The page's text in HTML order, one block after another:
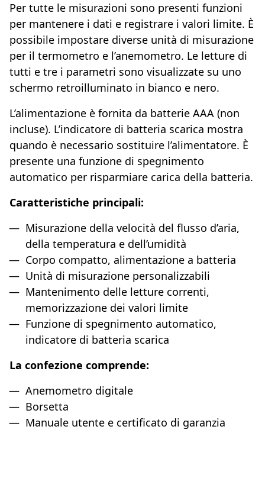
Per tutte le misurazioni sono presenti funzioni
per mantenere i dati e registrare i valori limite. È
possibile impostare diverse unità di misurazione
per il termometro e l’anemometro. Le letture di
tutti e tre i parametri sono visualizzate su uno
schermo retroilluminato in bianco e nero.
L’alimentazione è fornita da batterie AAA (non
incluse). L’indicatore di batteria scarica mostra
quando è necessario sostituire l’alimentatore. È
presente una funzione di spegnimento
automatico per risparmiare carica della batteria.
Caratteristiche principali:
Misurazione della velocità del flusso d’aria,
della temperatura e dell’umidità
Corpo compatto, alimentazione a batteria
Unità di misurazione personalizzabili
Mantenimento delle letture correnti,
memorizzazione dei valori limite
Funzione di spegnimento automatico,
indicatore di batteria scarica
La confezione comprende:
Anemometro digitale
Borsetta
Manuale utente e certificato di garanzia